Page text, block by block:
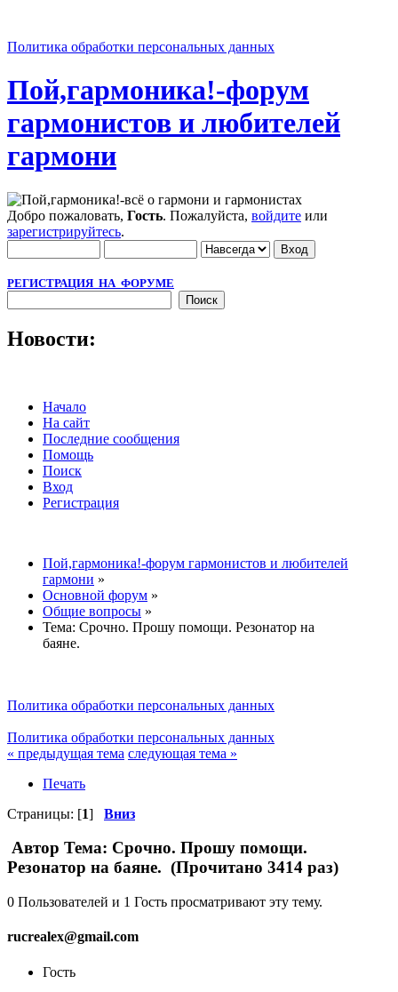
Политика обработки персональных данных
Пой,гармоника!-форум
гармонистов и любителей
гармони
Добро пожаловать, Гость. Пожалуйста, войдите или
зарегистрируйтесь.
РЕГИСТРАЦИЯ НА ФОРУМЕ
Новости:
Начало
На сайт
Последние сообщения
Помощь
Поиск
Вход
Регистрация
Пой,гармоника!-форум гармонистов и любителей
гармони »
Основной форум »
Общие вопросы »
Тема: Срочно. Прошу помощи. Резонатор на
баяне.
Политика обработки персональных данных
Политика обработки персональных данных
« предыдущая тема следующая тема »
Печать
Страницы: [1] Вниз
Автор Тема: Срочно. Прошу помощи.
Резонатор на баяне. (Прочитано 3414 раз)
0 Пользователей и 1 Гость просматривают эту тему.
rucrealex@gmail.com
Гость